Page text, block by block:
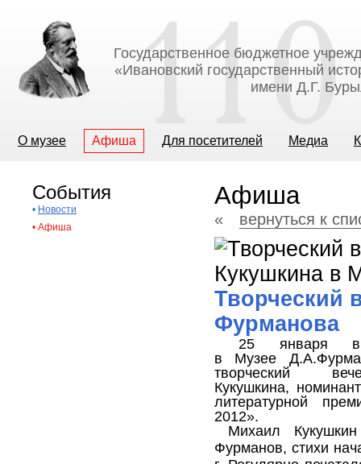
Государственное бюджетное
«Ивановский государственный
имени Д.Г.
О музее Афиша Для посетителей Медиа
События
• Новости
• Афиша
Афиша
« вернуться к
Творческий
Фурманова
25 января в
в Музее
творческий
Кукушкина,
литературной
2012».
Михаил
Фурманов, стихи